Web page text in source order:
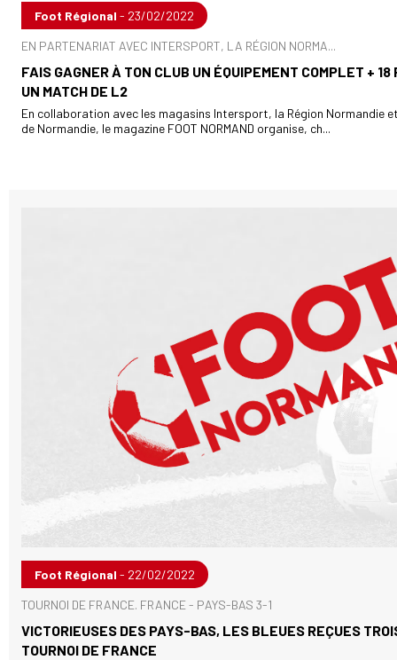
Foot Régional - 23/02/2022
EN PARTENARIAT AVEC INTERSPORT, LA RÉGION NORMA...
FAIS GAGNER À TON CLUB UN ÉQUIPEMENT COMPLET + 18
UN MATCH DE L2
En collaboration avec les magasins Intersport, la Région Normandie
de Normandie, le magazine FOOT NORMAND organise, ch...
Foot Régional - 22/02/2022
TOURNOI DE FRANCE. FRANCE - PAYS-BAS 3-1
VICTORIEUSES DES PAYS-BAS, LES BLEUES REÇUES
TOURNOI DE FRANCE